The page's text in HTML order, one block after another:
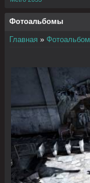
Фотоальбомы
Главная » Фотоальбом